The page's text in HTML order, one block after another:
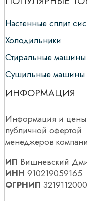
Настенные сплит
Холодильники
Стиральные машины
Сушильные машины
ИНФОРМАЦИЯ
Информация и цены
публичной
менеджеров
ИП Вишневский
ИНН 910219059165
ОГРНИП